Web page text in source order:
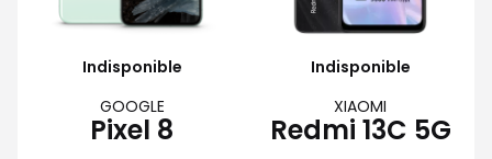
Indisponible
GOOGLE
Pixel 8
Indisponible
XIAOMI
Redmi 13C 5G